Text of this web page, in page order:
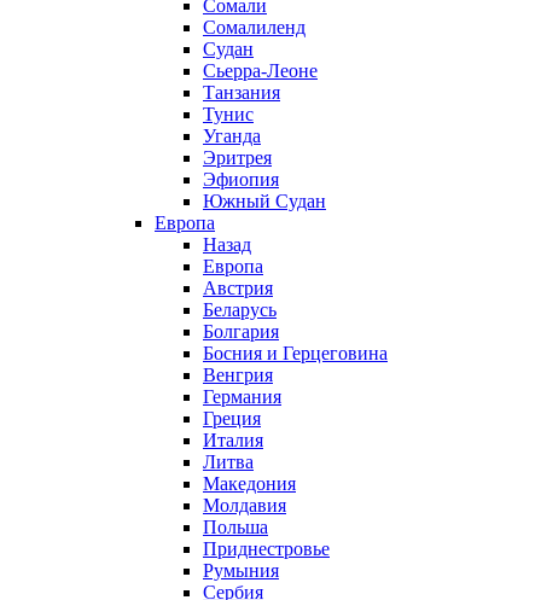
Сомали
Сомалиленд
Судан
Сьерра-Леоне
Танзания
Тунис
Уганда
Эритрея
Эфиопия
Южный Судан
Европа
Назад
Европа
Австрия
Беларусь
Болгария
Босния и Герцеговина
Венгрия
Германия
Греция
Италия
Литва
Македония
Молдавия
Польша
Приднестровье
Румыния
Сербия